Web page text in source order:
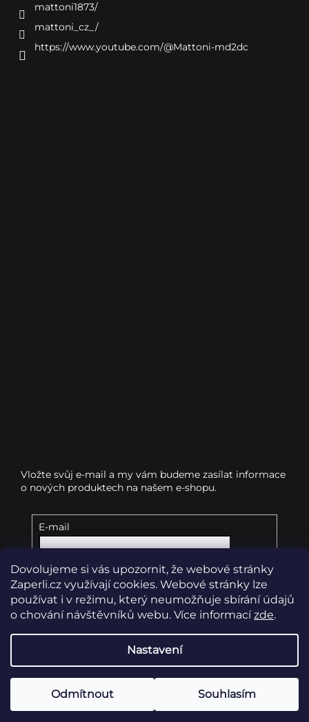
Dovolujeme si vás upozornit, že webové stránky
Zaperli.cz využívají cookies. Webové stránky lze
používat i v režimu, který neumožňuje sbírání údajů
o chování návštěvníků webu. Více informacízde.
Nastavení
Odmítnout Souhlasím
Vložte svůj e-mail a my vám budeme zasílat informace
o nových produktech na našem e-shopu.
E-mail
Vložením e-mailu souhlasíte s podmínkami
ochrany osobních údajů
Přihlásit se
mattoni1873/
mattoni_cz_/
https://www.youtube.com/@Mattoni-md2dc
Copyright 2026Zaperli.cz. Všechna práva vyhrazena.
Upravit nastavení cookies